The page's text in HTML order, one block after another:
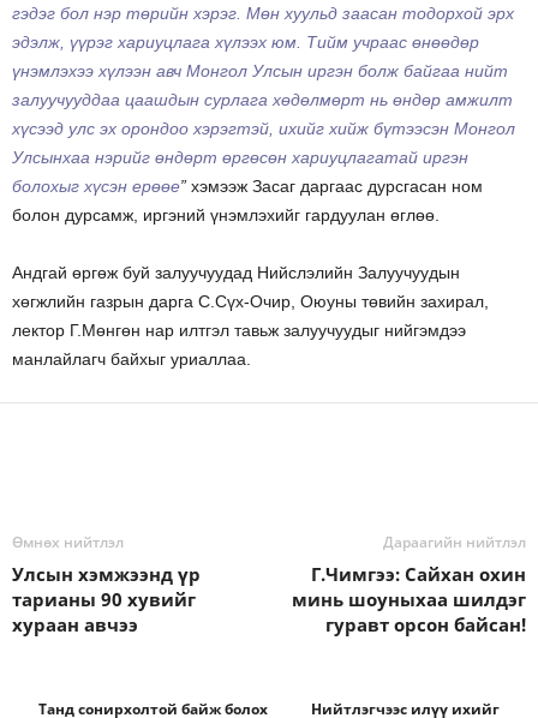
гэдэг бол нэр төрийн хэрэг. Мөн хуульд заасан тодорхой эрх
эдэлж, үүрэг хариуцлага хүлээх юм. Тийм учраас өнөөдөр
үнэмлэхээ хүлээн авч Монгол Улсын иргэн болж байгаа нийт
залуучууддаа цаашдын сурлага хөдөлмөрт нь өндөр амжилт
хүсээд улс эх орондоо хэрэгтэй, ихийг хийж бүтээсэн Монгол
Улсынхаа нэрийг өндөрт өргөсөн хариуцлагатай иргэн
болохыг хүсэн ерөөе” хэмээж Засаг даргаас дурсгасан ном
болон дурсамж, иргэний үнэмлэхийг гардуулан өглөө.
Андгай өргөж буй залуучуудад Нийслэлийн Залуучуудын
хөгжлийн газрын дарга С.Сүх-Очир, Оюуны төвийн захирал,
лектор Г.Мөнгөн нар илтгэл тавьж залуучуудыг нийгэмдээ
манлайлагч байхыг уриаллаа.
Өмнөх нийтлэл
Улсын хэмжээнд үр
тарианы 90 хувийг
хураан авчээ
Дараагийн нийтлэл
Г.Чимгээ: Сайхан охин
минь шоуныхаа шилдэг
гуравт орсон байсан!
Танд сонирхолтой байж болох Нийтлэгчээс илүү ихийг